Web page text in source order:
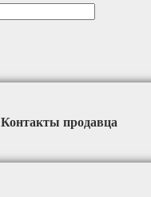
Контакты продавца